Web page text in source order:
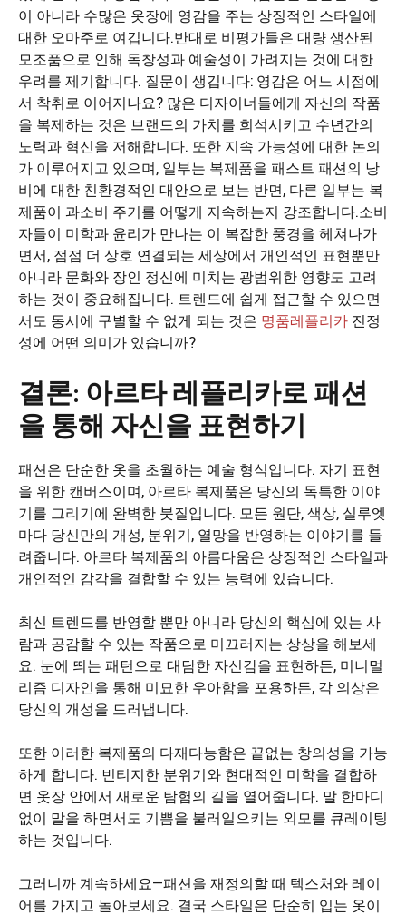
이 아니라 수많은 옷장에 영감을 주는 상징적인 스타일에
대한 오마주로 여깁니다.반대로 비평가들은 대량 생산된
모조품으로 인해 독창성과 예술성이 가려지는 것에 대한
우려를 제기합니다. 질문이 생깁니다: 영감은 어느 시점에
서 착취로 이어지나요? 많은 디자이너들에게 자신의 작품
을 복제하는 것은 브랜드의 가치를 희석시키고 수년간의
노력과 혁신을 저해합니다. 또한 지속 가능성에 대한 논의
가 이루어지고 있으며, 일부는 복제품을 패스트 패션의 낭
비에 대한 친환경적인 대안으로 보는 반면, 다른 일부는 복
제품이 과소비 주기를 어떻게 지속하는지 강조합니다.소비
자들이 미학과 윤리가 만나는 이 복잡한 풍경을 헤쳐나가
면서, 점점 더 상호 연결되는 세상에서 개인적인 표현뿐만
아니라 문화와 장인 정신에 미치는 광범위한 영향도 고려
하는 것이 중요해집니다. 트렌드에 쉽게 접근할 수 있으면
서도 동시에 구별할 수 없게 되는 것은 명품레플리카 진정
성에 어떤 의미가 있습니까?
결론: 아르타 레플리카로 패션
을 통해 자신을 표현하기
패션은 단순한 옷을 초월하는 예술 형식입니다. 자기 표현
을 위한 캔버스이며, 아르타 복제품은 당신의 독특한 이야
기를 그리기에 완벽한 붓질입니다. 모든 원단, 색상, 실루엣
마다 당신만의 개성, 분위기, 열망을 반영하는 이야기를 들
려줍니다. 아르타 복제품의 아름다움은 상징적인 스타일과
개인적인 감각을 결합할 수 있는 능력에 있습니다.
최신 트렌드를 반영할 뿐만 아니라 당신의 핵심에 있는 사
람과 공감할 수 있는 작품으로 미끄러지는 상상을 해보세
요. 눈에 띄는 패턴으로 대담한 자신감을 표현하든, 미니멀
리즘 디자인을 통해 미묘한 우아함을 포용하든, 각 의상은
당신의 개성을 드러냅니다.
또한 이러한 복제품의 다재다능함은 끝없는 창의성을 가능
하게 합니다. 빈티지한 분위기와 현대적인 미학을 결합하
면 옷장 안에서 새로운 탐험의 길을 열어줍니다. 말 한마디
없이 말을 하면서도 기쁨을 불러일으키는 외모를 큐레이팅
하는 것입니다.
그러니까 계속하세요—패션을 재정의할 때 텍스처와 레이
어를 가지고 놀아보세요. 결국 스타일은 단순히 입는 옷이